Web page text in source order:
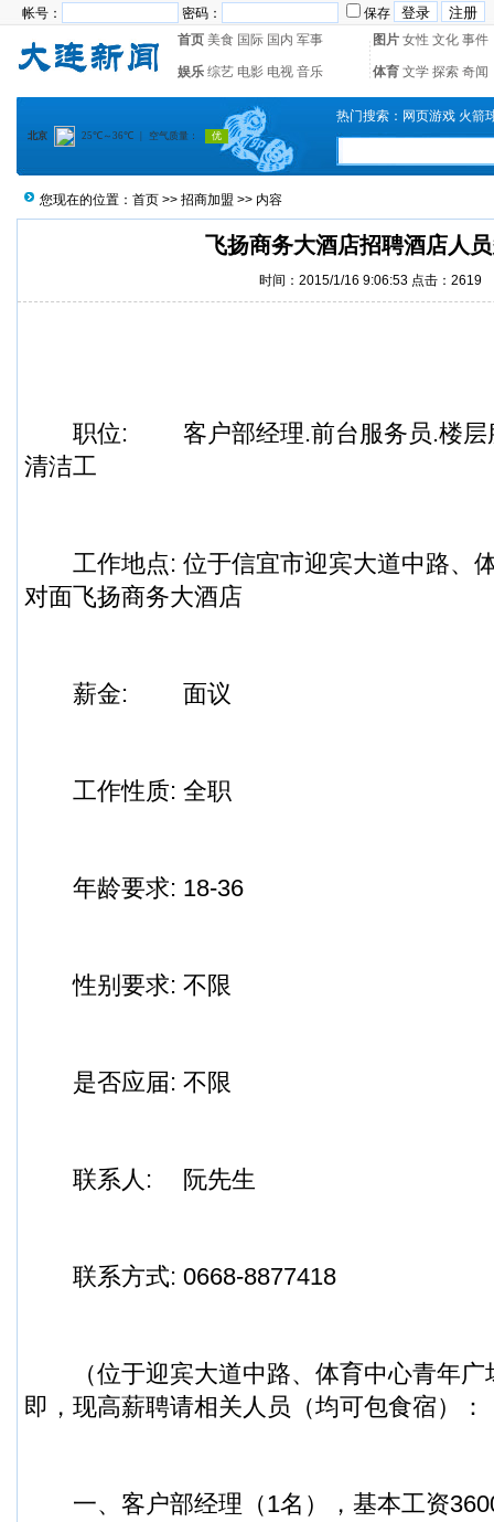
帐号： 密码：
保存
首页 美食 国际 国内 军事 图片 女性 文化 事件
娱乐 综艺 电影 电视 音乐 体育 文学 探索 奇闻
热门搜索： 网页游戏 火箭
您现在的位置： 首页 >> 招商加盟 >> 内容
飞扬商务大酒店招聘酒店人
时间：2015/1/16 9:06:53 点击：2619
职位:
客户部经理.前台服务员.楼
清洁工
工作地点: 位于信宜市迎宾大道中路、
对面飞扬商务大酒店
薪金: 面议
工作性质: 全职
年龄要求: 18-36
性别要求: 不限
是否应届: 不限
联系人: 阮先生
联系方式: 0668-8877418
（位于迎宾大道中路、体育中心青年广
即，现高薪聘请相关人员（均可包食宿）：
一、客户部经理（1名），基本工资